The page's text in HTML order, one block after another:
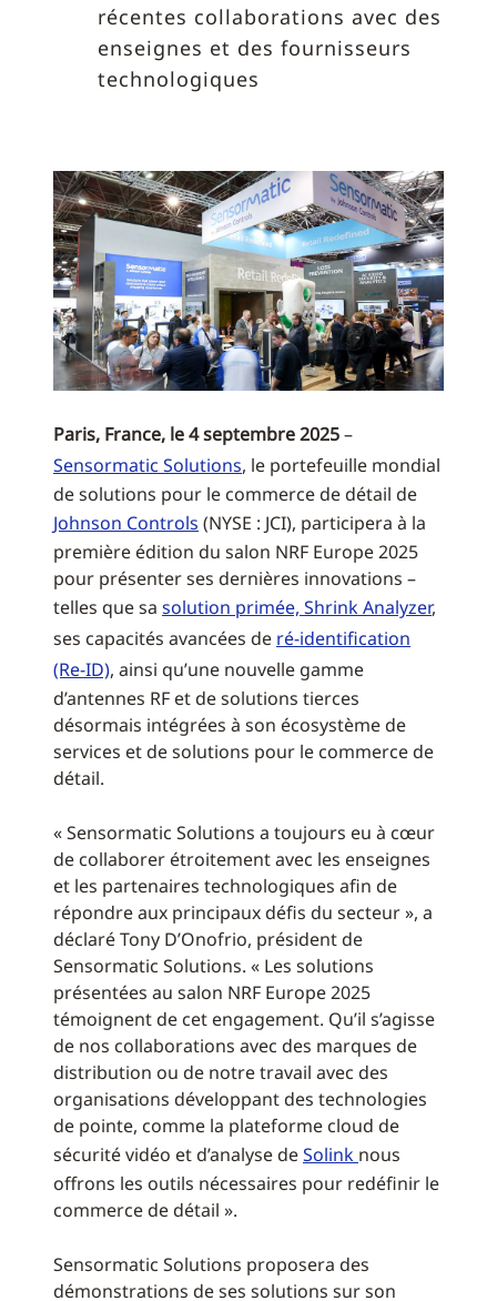
récentes collaborations avec des
enseignes et des fournisseurs
technologiques
Paris, France, le 4 septembre 2025–
Sensormatic Solutions, le portefeuille mondial
de solutions pour le commerce de détail de
Johnson Controls (NYSE : JCI), participera à la
première édition du salon NRF Europe 2025
pour présenter ses dernières innovations –
telles que sa solution primée, Shrink Analyzer,
ses capacités avancées de ré-identification
(Re-ID), ainsi qu’une nouvelle gamme
d’antennes RF et de solutions tierces
désormais intégrées à son écosystème de
services et de solutions pour le commerce de
détail.
« Sensormatic Solutions a toujours eu à cœur
de collaborer étroitement avec les enseignes
et les partenaires technologiques afin de
répondre aux principaux défis du secteur », a
déclaré Tony D’Onofrio, président de
Sensormatic Solutions. « Les solutions
présentées au salon NRF Europe 2025
témoignent de cet engagement. Qu’il s’agisse
de nos collaborations avec des marques de
distribution ou de notre travail avec des
organisations développant des technologies
de pointe, comme la plateforme cloud de
sécurité vidéo et d’analyse deSolink nous
offrons les outils nécessaires pour redéfinir le
commerce de détail ».
Sensormatic Solutions proposera des
démonstrations de ses solutions sur son